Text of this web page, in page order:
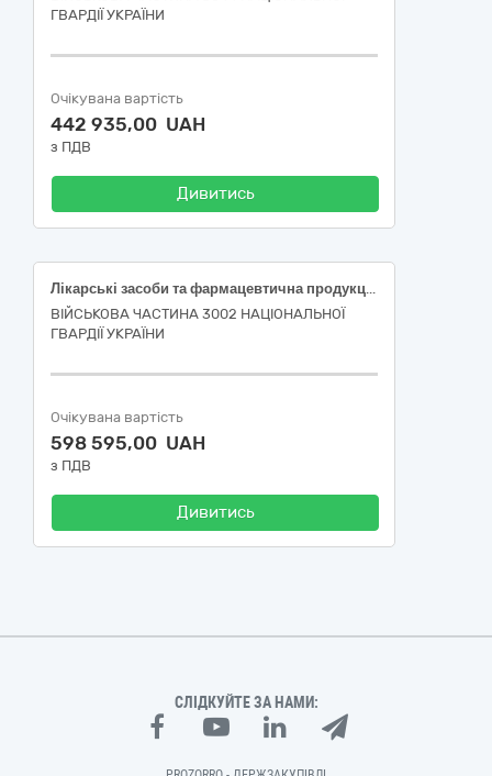
ГВАРДІЇ УКРАЇНИ
Очікувана вартість
442 935,00 UAH
з ПДВ
Дивитись
Лікарські засоби та фармацевтична продукція
ВІЙСЬКОВА ЧАСТИНА 3002 НАЦІОНАЛЬНОЇ
ГВАРДІЇ УКРАЇНИ
Очікувана вартість
598 595,00 UAH
з ПДВ
Дивитись
СЛІДКУЙТЕ ЗА НАМИ: